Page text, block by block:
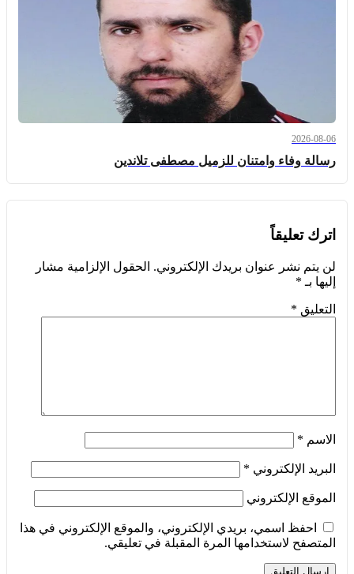
2026-08-06
رسالة وفاء وامتنان للزميل مصطفى تلاندين
اترك تعليقاً
لن يتم نشر عنوان بريدك الإلكتروني. الحقول الإلزامية مشار
إليها بـ *
التعليق *
الاسم *
البريد الإلكتروني *
الموقع الإلكتروني
احفظ اسمي، بريدي الإلكتروني، والموقع الإلكتروني في هذا
المتصفح لاستخدامها المرة المقبلة في تعليقي.